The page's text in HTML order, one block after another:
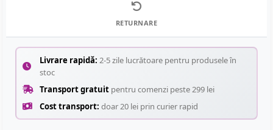
RETURNARE
Livrare rapidă: 2-5 zile lucrătoare pentru produsele în
stoc
Transport gratuit pentru comenzi peste 299 lei
Cost transport: doar 20 lei prin curier rapid